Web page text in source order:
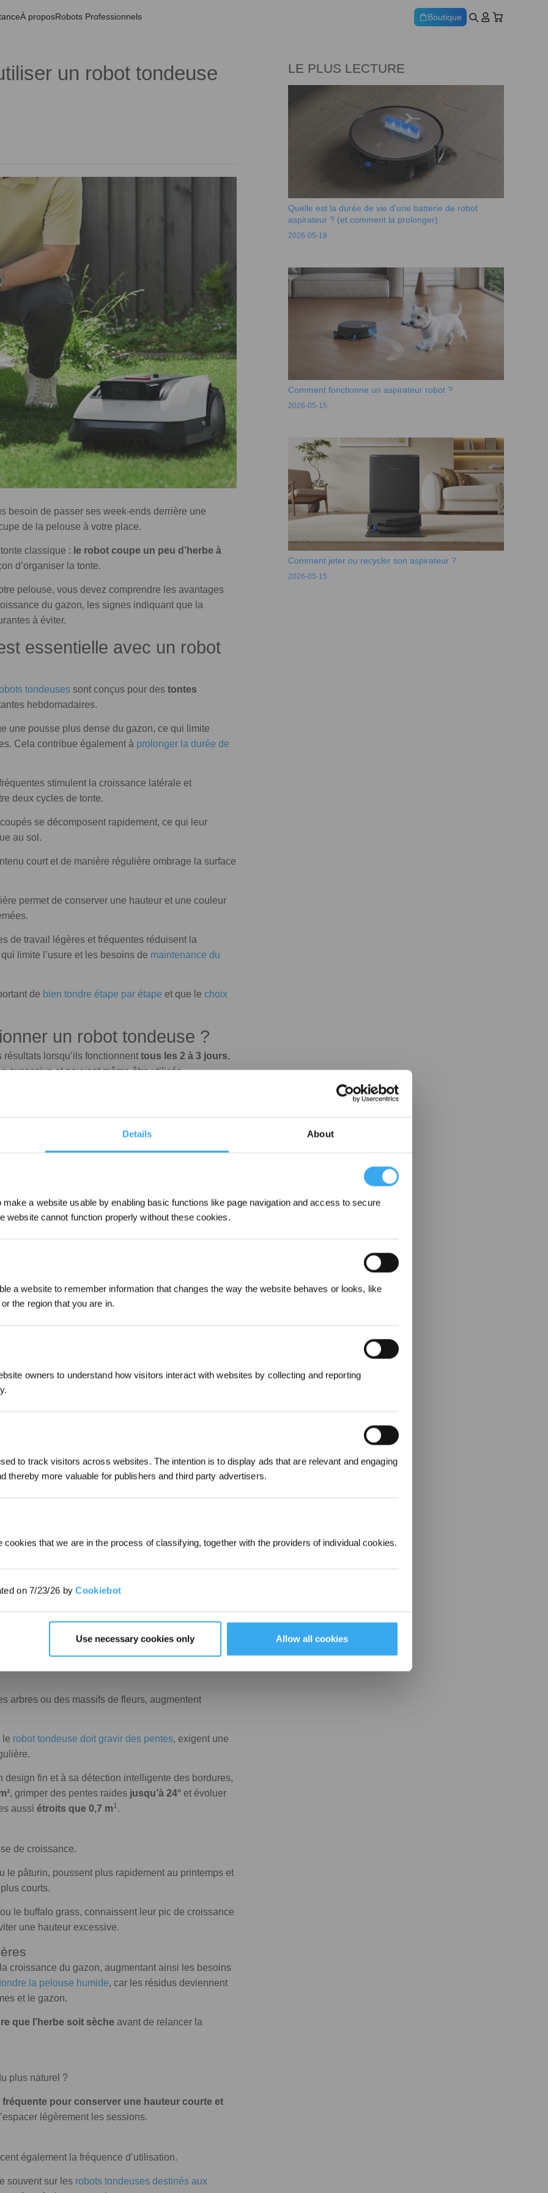
Details About
a website usable by enabling basic functions like page navigation and access to secure
website cannot function properly without these cookies.
a website to remember information that changes the way the website behaves or looks, like
the region that you are in.
owners to understand how visitors interact with websites by collecting and reporting
to track visitors across websites. The intention is to display ads that are relevant and engaging
thereby more valuable for publishers and third party advertisers.
cookies that we are in the process of classifying, together with the providers of individual cookies.
on 7/23/26 byCookiebot
Use necessary cookies only Allow all cookies
À proposRobots Professionnels Boutique
un robot tondeuse
besoin de passer ses week-ends derrière une
de la pelouse à votre place.
classique : le robot coupe un peu d’herbe à
d’organiser la tonte.
pelouse, vous devez comprendre les avantages
du gazon, les signes indiquant que la
à éviter.
essentielle avec un robot
tondeuses sont conçus pour des tontes
hebdomadaires.
une pousse plus dense du gazon, ce qui limite
Cela contribue également à prolonger la durée de
stimulent la croissance latérale et
deux cycles de tonte.
se décomposent rapidement, ce qui leur
au sol.
court et de manière régulière ombrage la surface
permet de conserver une hauteur et une couleur
de travail légères et fréquentes réduisent la
limite l’usure et les besoins de maintenance du
de bien tondre étape par étape et que le choix
un robot tondeuse ?
lorsqu’ils fonctionnent tous les 2 à 3 jours,
excessive et peuvent même être utilisés
2 jours
de tonte, car les
traditionnels.
naturellement des sessions plus
arbres ou des massifs de fleurs, augmentent
le robot tondeuse doit gravir des pentes, exigent une
design fin et à sa détection intelligente des bordures,
, grimper des pentes raides jusqu’à 24° et évoluer
aussi étroits que 0,7 m1 .
de croissance.
le pâturin, poussent plus rapidement au printemps et
courts.
le buffalo grass, connaissent leur pic de croissance
une hauteur excessive.
croissance du gazon, augmentant ainsi les besoins
la pelouse humide, car les résidus deviennent
et le gazon.
que l’herbe soit sèche avant de relancer la
plus naturel ?
pour conserver une hauteur courte et
légèrement les sessions.
également la fréquence d’utilisation.
souvent sur les robots tondeuses destinés aux
LE PLUS LECTURE
Quelle est la durée de vie d’une batterie de robot
aspirateur ? (et comment la prolonger)
2026-05-18
Comment fonctionne un aspirateur robot ?
2026-05-15
Comment jeter ou recycler son aspirateur ?
2026-05-15
Inscrivez-vous et recevez
obtenir une réduction de 30 € sur leur première
commande lorsque le paiement dépasse 1000 €.